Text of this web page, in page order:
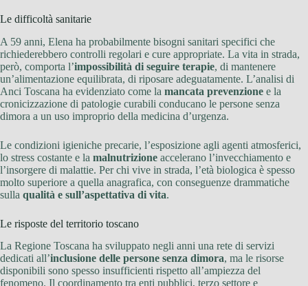
Le difficoltà sanitarie
A 59 anni, Elena ha probabilmente bisogni sanitari specifici che
richiederebbero controlli regolari e cure appropriate. La vita in strada,
però, comporta l’impossibilità di seguire terapie, di mantenere
un’alimentazione equilibrata, di riposare adeguatamente. L’analisi di
Anci Toscana ha evidenziato come la mancata prevenzione e la
cronicizzazione di patologie curabili conducano le persone senza
dimora a un uso improprio della medicina d’urgenza.
Le condizioni igieniche precarie, l’esposizione agli agenti atmosferici,
lo stress costante e la malnutrizione accelerano l’invecchiamento e
l’insorgere di malattie. Per chi vive in strada, l’età biologica è spesso
molto superiore a quella anagrafica, con conseguenze drammatiche
sulla qualità e sull’aspettativa di vita.
Le risposte del territorio toscano
La Regione Toscana ha sviluppato negli anni una rete di servizi
dedicati all’inclusione delle persone senza dimora, ma le risorse
disponibili sono spesso insufficienti rispetto all’ampiezza del
fenomeno. Il coordinamento tra enti pubblici, terzo settore e